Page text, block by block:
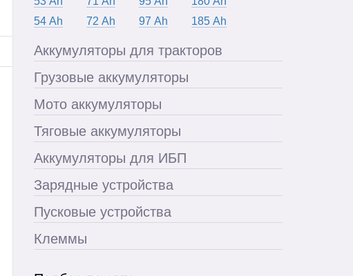
54 Ah
72 Ah
97 Ah
185 Ah
Аккумуляторы для тракторов
Грузовые аккумуляторы
Мото аккумуляторы
Тяговые аккумуляторы
Аккумуляторы для ИБП
Зарядные устройства
Пусковые устройства
Клеммы